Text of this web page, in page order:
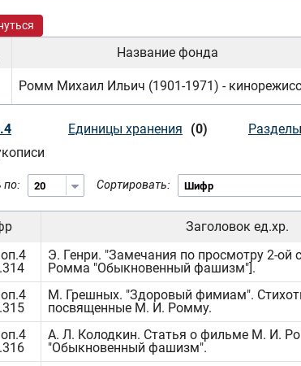
Название фонда
Ромм Михаил Ильич (1901-1971) -
Единицы хранения (0)
по: Сортировать:
Заголовок ед.хр.
Э. Генри. "Замечания по просмотру 2-
Ромма "Обыкновенный фашизм"].
М. Грешных. "Здоровый фимиам".
посвященные М. И. Ромму.
А. Л. Колодкин. Статья о фильме М. И.
"Обыкновенный фашизм".